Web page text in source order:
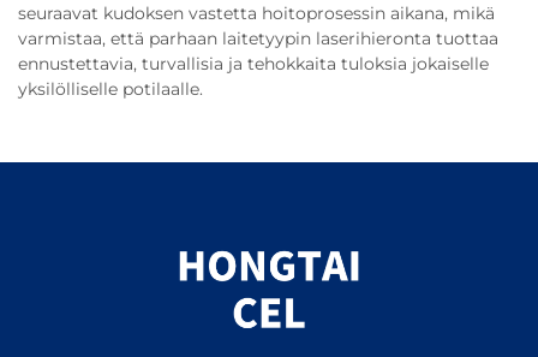
seuraavat kudoksen vastetta hoitoprosessin aikana, mikä
varmistaa, että parhaan laitetyypin laserihieronta tuottaa
ennustettavia, turvallisia ja tehokkaita tuloksia jokaiselle
yksilölliselle potilaalle.